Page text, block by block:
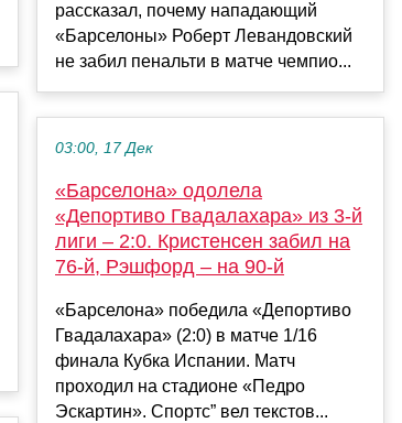
рассказал, почему нападающий
«Барселоны» Роберт Левандовский
не забил пенальти в матче чемпио...
03:00, 17 Дек
«Барселона» одолела
«Депортиво Гвадалахара» из 3-й
лиги – 2:0. Кристенсен забил на
76-й, Рэшфорд – на 90-й
«Барселона» победила «Депортиво
Гвадалахара» (2:0) в матче 1/16
финала Кубка Испании. Матч
проходил на стадионе «Педро
Эскартин». Спортс” вел текстов...